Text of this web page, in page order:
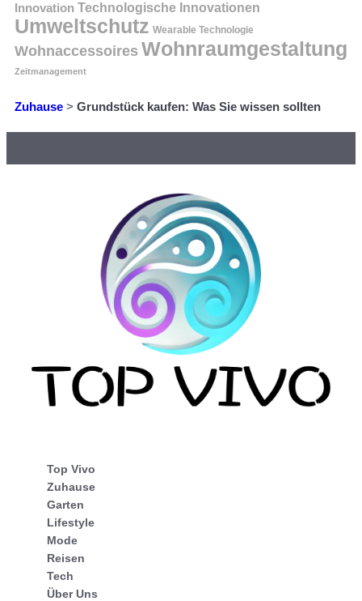
Innovation Technologische Innovationen
Umweltschutz Wearable Technologie
Wohnaccessoires Wohnraumgestaltung
Zeitmanagement
Zuhause > Grundstück kaufen: Was Sie wissen sollten
Top Vivo
Zuhause
Garten
Lifestyle
Mode
Reisen
Tech
Über Uns